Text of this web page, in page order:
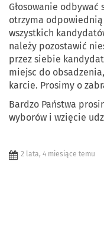
Głosowanie odbywać
otrzyma odpowiednią
wszystkich
należy pozostawić
przez siebie
miejsc do
karcie. Prosimy o
Bardzo Państwa
wyborów i wzięcie
2 lata, 4 miesiące temu